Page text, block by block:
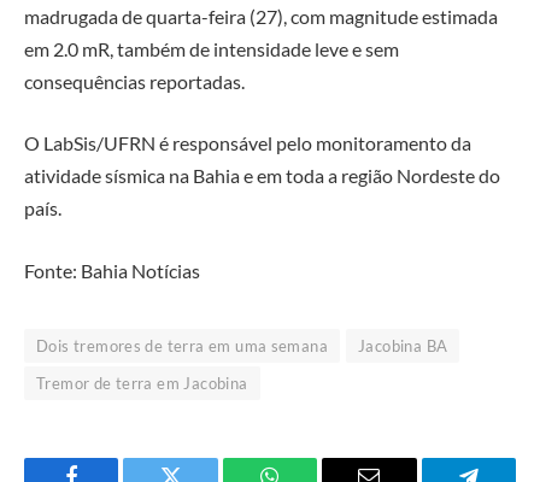
madrugada de quarta-feira (27), com magnitude estimada
em 2.0 mR, também de intensidade leve e sem
consequências reportadas.
O LabSis/UFRN é responsável pelo monitoramento da
atividade sísmica na Bahia e em toda a região Nordeste do
país.
Fonte: Bahia Notícias
Dois tremores de terra em uma semana
Jacobina BA
Tremor de terra em Jacobina